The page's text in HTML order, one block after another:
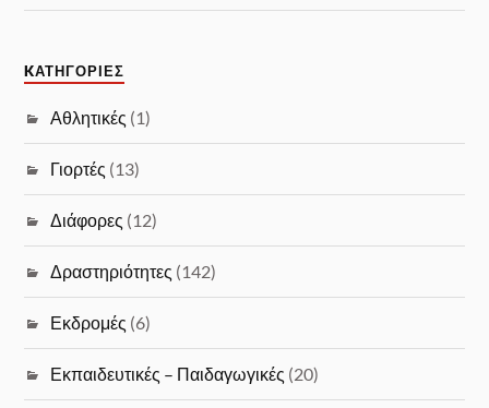
KΑΤΗΓΟΡΊΕΣ
Αθλητικές (1)
Γιορτές (13)
Διάφορες (12)
Δραστηριότητες (142)
Εκδρομές (6)
Εκπαιδευτικές – Παιδαγωγικές (20)